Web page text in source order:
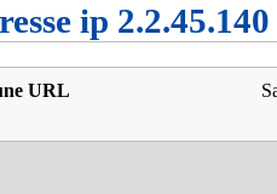
ip 2.2.45.140
URL